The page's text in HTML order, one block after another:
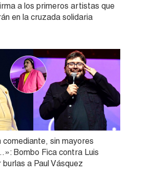
a los primeros artistas que
en la cruzada solidaria
comediante, sin mayores
Bombo Fica contra Luis
burlas a Paul Vásquez